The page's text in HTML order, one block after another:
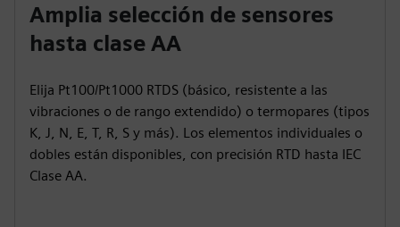
Amplia selección de sensores
hasta clase AA
Elija Pt100/Pt1000 RTDS (básico, resistente a las
vibraciones o de rango extendido) o termopares (tipos
K, J, N, E, T, R, S y más). Los elementos individuales o
dobles están disponibles, con precisión RTD hasta IEC
Clase AA.